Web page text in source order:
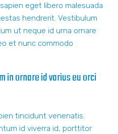
eget libero malesuada
hendrerit. Vestibulum
ut neque id urna ornare
et nunc commodo
in ornare id varius eu orci
tincidunt venenatis.
id viverra id, porttitor